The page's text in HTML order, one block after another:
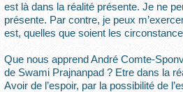
est là dans la réalité présente. Je ne
présente. Par contre, je peux
est, quelles que soient les
Que nous apprend André Comte-
de Swami Prajnanpad ? Etre dans la
Avoir de l’espoir, par la possibilité de